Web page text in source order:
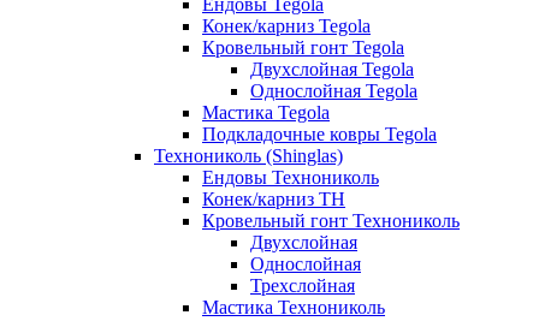
Ендовы Tegola
Конек/карниз Tegola
Кровельный гонт Tegola
Двухслойная Tegola
Однослойная Tegola
Мастика Tegola
Подкладочные ковры Tegola
Технониколь (Shinglas)
Ендовы Технониколь
Конек/карниз ТН
Кровельный гонт Технониколь
Двухслойная
Однослойная
Трехслойная
Мастика Технониколь